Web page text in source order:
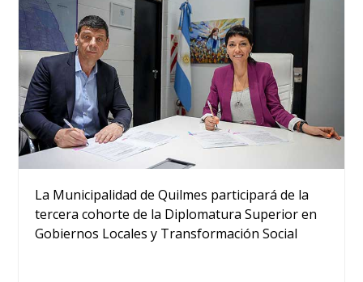
La Municipalidad de Quilmes participará de la
tercera cohorte de la Diplomatura Superior en
Gobiernos Locales y Transformación Social